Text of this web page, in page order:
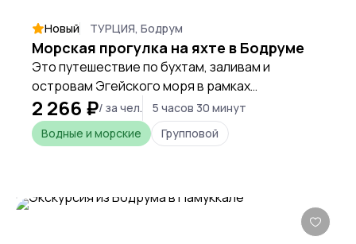
Новый ТУРЦИЯ, Бодрум
Морская прогулка на яхте в Бодруме
Это путешествие по бухтам, заливам и
островам Эгейского моря в рамках
экскурсионной программы с самыми
живописными видами очаровательной
природы региона
2 266 ₽/ за чел.
5 часов 30 минут
Водные и морские
Групповой